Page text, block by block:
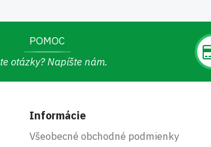
POMOC
otázky? Napíšte nám.
Informácie
Všeobecné obchodné podmienky